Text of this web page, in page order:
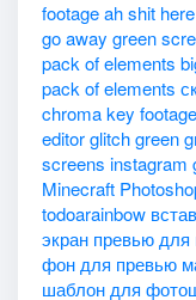
footageah shit
go away green
pack of elements
pack of elements
chroma key
editorglitchgreen
screens instagram
Minecraft
todoarainbow
экран превью для
фон для превью
шаблон для